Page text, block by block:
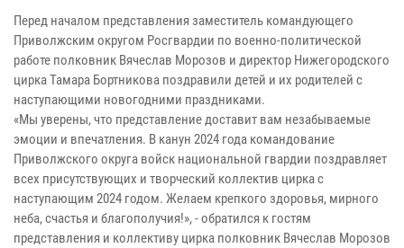
Перед началом представления заместитель командующего
Приволжским округом Росгвардии по военно-политической
работе полковник Вячеслав Морозов и директор Нижегородского
цирка Тамара Бортникова поздравили детей и их родителей с
наступающими новогодними праздниками.
«Мы уверены, что представление доставит вам незабываемые
эмоции и впечатления. В канун 2024 года командование
Приволжского округа войск национальной гвардии поздравляет
всех присутствующих и творческий коллектив цирка с
наступающим 2024 годом. Желаем крепкого здоровья, мирного
неба, счастья и благополучия!», - обратился к гостям
представления и коллективу цирка полковник Вячеслав Морозов